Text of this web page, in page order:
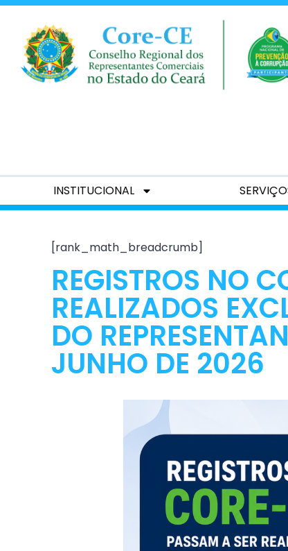
INSTITUCIONAL
[rank_math_breadcrumb]
REGISTROS NO
REALIZADOS
DO
JUNHO DE 2026